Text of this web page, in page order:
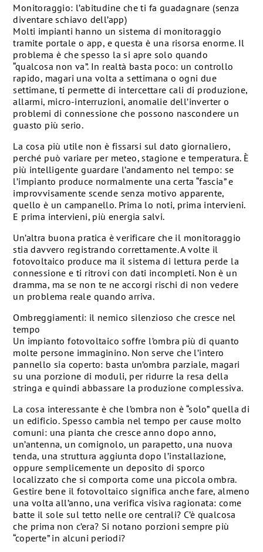
Monitoraggio: l’abitudine che ti fa guadagnare (senza
diventare schiavo dell’app)
Molti impianti hanno un sistema di monitoraggio
tramite portale o app, e questa è una risorsa enorme. Il
problema è che spesso la si apre solo quando
“qualcosa non va”. In realtà basta poco: un controllo
rapido, magari una volta a settimana o ogni due
settimane, ti permette di intercettare cali di produzione,
allarmi, micro-interruzioni, anomalie dell’inverter o
problemi di connessione che possono nascondere un
guasto più serio.
La cosa più utile non è fissarsi sul dato giornaliero,
perché può variare per meteo, stagione e temperatura. È
più intelligente guardare l’andamento nel tempo: se
l’impianto produce normalmente una certa “fascia” e
improvvisamente scende senza motivo apparente,
quello è un campanello. Prima lo noti, prima intervieni.
E prima intervieni, più energia salvi.
Un’altra buona pratica è verificare che il monitoraggio
stia davvero registrando correttamente. A volte il
fotovoltaico produce ma il sistema di lettura perde la
connessione e ti ritrovi con dati incompleti. Non è un
dramma, ma se non te ne accorgi rischi di non vedere
un problema reale quando arriva.
Ombreggiamenti: il nemico silenzioso che cresce nel
tempo
Un impianto fotovoltaico soffre l’ombra più di quanto
molte persone immaginino. Non serve che l’intero
pannello sia coperto: basta un’ombra parziale, magari
su una porzione di moduli, per ridurre la resa della
stringa e quindi abbassare la produzione complessiva.
La cosa interessante è che l’ombra non è “solo” quella di
un edificio. Spesso cambia nel tempo per cause molto
comuni: una pianta che cresce anno dopo anno,
un’antenna, un comignolo, un parapetto, una nuova
tenda, una struttura aggiunta dopo l’installazione,
oppure semplicemente un deposito di sporco
localizzato che si comporta come una piccola ombra.
Gestire bene il fotovoltaico significa anche fare, almeno
una volta all’anno, una verifica visiva ragionata: come
batte il sole sul tetto nelle ore centrali? C’è qualcosa
che prima non c’era? Si notano porzioni sempre più
“coperte” in alcuni periodi?